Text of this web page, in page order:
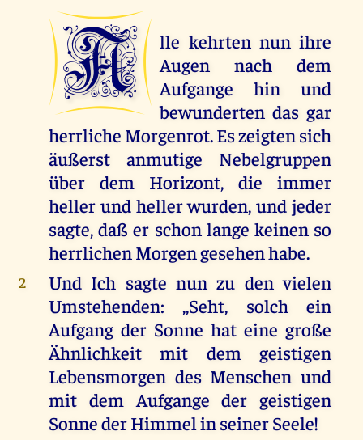
A
lle kehrten nun ihre
Augen nach dem
Aufgange hin und
bewunderten das gar
herrliche Morgenrot. Es zeigten sich
äußerst anmutige Nebelgruppen
über dem Horizont, die immer
heller und heller wurden, und jeder
sagte, daß er schon lange keinen so
herrlichen Morgen gesehen habe.
2
Und Ich sagte nun zu den vielen
Umstehenden: ,,Seht, solch ein
Aufgang der Sonne hat eine große
Ähnlichkeit mit dem geistigen
Lebensmorgen des Menschen und
mit dem Aufgange der geistigen
Sonne der Himmel in seiner Seele!